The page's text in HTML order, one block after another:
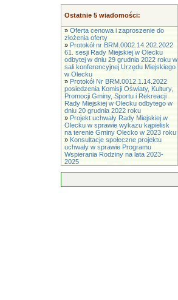
Ostatnie 5 wiadomości:
» Oferta cenowa i zaproszenie do
złożenia oferty
» Protokół nr BRM.0002.14.202.2022
61. sesji Rady Miejskiej w Olecku
odbytej w dniu 29 grudnia 2022 roku w
sali konferencyjnej Urzędu Miejskiego
w Olecku
» Protokół Nr BRM.0012.1.14.2022
posiedzenia Komisji Oświaty, Kultury,
Promocji Gminy, Sportu i Rekreacji
Rady Miejskiej w Olecku odbytego w
dniu 20 grudnia 2022 roku
» Projekt uchwały Rady Miejskiej w
Olecku w sprawie wykazu kąpielisk
na terenie Gminy Olecko w 2023 roku
» Konsultacje społeczne projektu
uchwały w sprawie Programu
Wspierania Rodziny na lata 2023-
2025